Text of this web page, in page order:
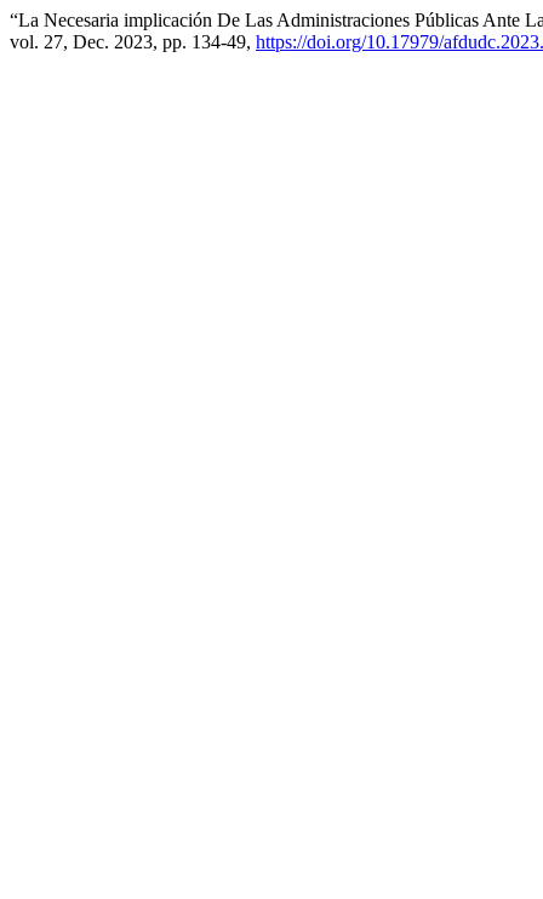
“La Necesaria implicación De Las Administraciones Públicas Ante
vol. 27, Dec. 2023, pp. 134-49, https://doi.org/10.17979/